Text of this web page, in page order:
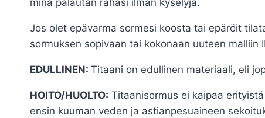
minä palautan rahasi ilman kyselyjä.
Jos olet epävarma sormesi koosta tai epäröit
sormuksen sopivaan tai kokonaan uuteen
EDULLINEN: Titaani on edullinen materiaali, eli
HOITO/HUOLTO: Titaanisormus ei kaipaa
ensin kuuman veden ja astianpesuaineen